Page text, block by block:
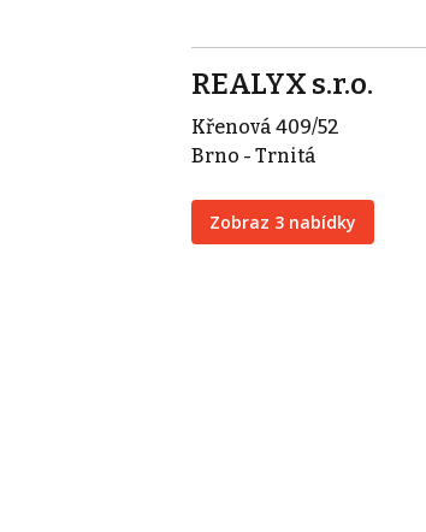
REALYX s.r.o.
Křenová 409/52
Brno - Trnitá
Zobraz 3 nabídky